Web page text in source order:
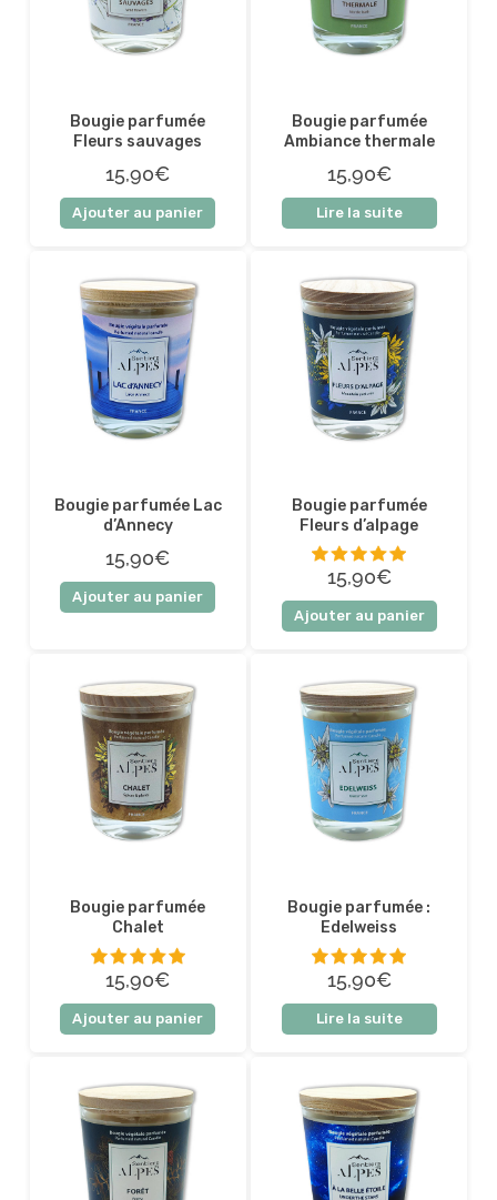
Bougie parfumée
Fleurs sauvages
15,90€
Ajouter au panier
Bougie parfumée
Ambiance thermale
15,90€
Lire la suite
Bougie parfumée Lac
d’Annecy
15,90€
Ajouter au panier
Bougie parfumée
Fleurs d’alpage
5 sur 5
15,90€
Ajouter au panier
Bougie parfumée
Chalet
5 sur 5
15,90€
Ajouter au panier
Bougie parfumée :
Edelweiss
5 sur 5
15,90€
Lire la suite